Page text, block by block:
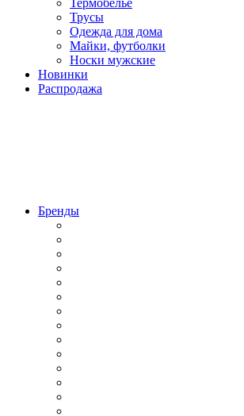
Термобелье
Трусы
Одежда для дома
Майки, футболки
Носки мужские
Новинки
Распродажа
Бренды